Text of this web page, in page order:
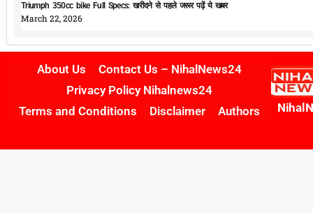
Triumph 350cc bike Full Specs: खरीदने से पहले जरूर पढ़ें ये खबर
March 22, 2026
About Us
Contact Us – NihalNews24
Privacy Policy Nihalnews24
Terms and Conditions
Disclaimer Authors